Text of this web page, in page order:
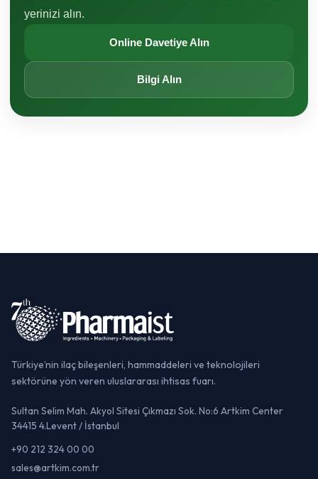
yerinizi alın.
Online Davetiye Alın
Bilgi Alın
Türkiye’nin ilaç bileşenleri, hammaddeleri ve teknolojileri
sektörüne yön veren uluslararası ihtisas fuarı.
Sultan Selim Mah. Akyol Sitesi Çıkmazı Sok. No:6 Artkim Center
34415 4.Levent / İstanbul
+90 212 324 00 00
sales@artkim.com.tr